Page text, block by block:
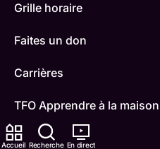
Accueil Recherche En direct
Grille horaire
Faites un don
Carrières
TFO Apprendre à la maison
Comment nous capter